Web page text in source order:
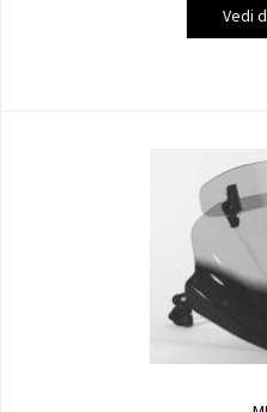
Vedi